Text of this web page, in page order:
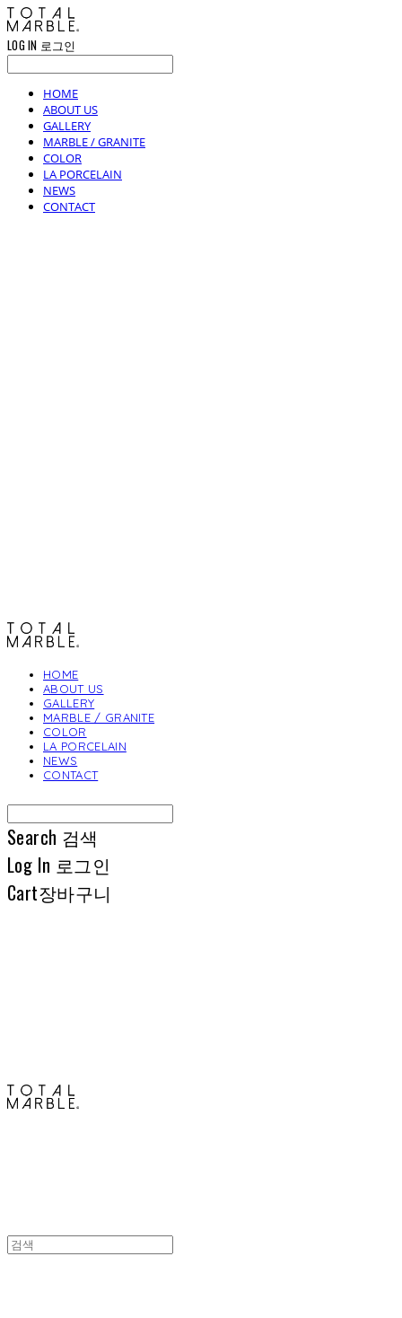
LOG IN 로그인
HOME
ABOUT US
GALLERY
MARBLE / GRANITE
COLOR
LA PORCELAIN
NEWS
CONTACT
HOME
ABOUT US
GALLERY
MARBLE / GRANITE
COLOR
LA PORCELAIN
NEWS
CONTACT
Search 검색
Log In 로그인
Cart장바구니